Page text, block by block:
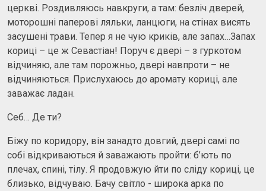
церкві. Роздивляюсь навкруги, а там: безліч дверей,
моторошні паперові ляльки, ланцюги, на стінах висять
засушені трави. Тепер я не чую криків, але запах…Запах
кориці – це ж Севастіан! Поруч є двері – з гуркотом
відчиняю, але там порожньо, двері навпроти – не
відчиняються. Прислухаюсь до аромату кориці, але
заважає ладан.
Себ… Де ти?
Біжу по коридору, він занадто довгий, двері самі по
собі відкриваються й заважають пройти: б’ють по
плечах, спині, тілу. Я продовжую йти по сліду кориці, це
близько, відчуваю. Бачу світло - широка арка по